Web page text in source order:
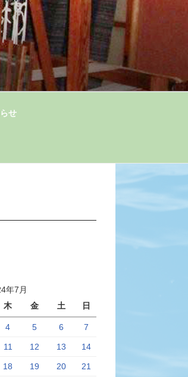
せ
年7月
木 金 土 日
4 5 6 7
11 12 13 14
18 19 20 21